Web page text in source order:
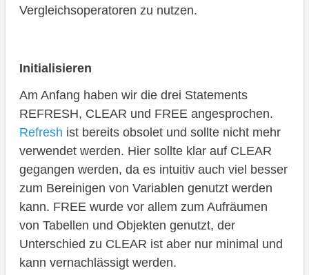
Vergleichsoperatoren zu nutzen.
Initialisieren
Am Anfang haben wir die drei Statements
REFRESH, CLEAR und FREE angesprochen.
Refresh ist bereits obsolet und sollte nicht mehr
verwendet werden. Hier sollte klar auf CLEAR
gegangen werden, da es intuitiv auch viel besser
zum Bereinigen von Variablen genutzt werden
kann. FREE wurde vor allem zum Aufräumen
von Tabellen und Objekten genutzt, der
Unterschied zu CLEAR ist aber nur minimal und
kann vernachlässigt werden.